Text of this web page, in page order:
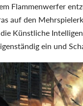
Flammenwerfer
auf den
Künstliche
ein und